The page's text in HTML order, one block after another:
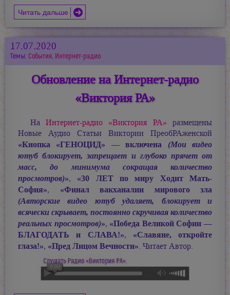
Читать дальше
17.07.2020
Темы: События, Интернет-радио
Обновление на Интернет-радио
«Виктория РА»
На Интернет-радио «Виктория РА» размещены
Новые Аудио Статьи Виктории ПреобРАженской
«Кнопка «ГЕНОЦИД» — включена (Мои видео
ютуб блокирует, запрещает и глубоко прячет от
масс, до минимума сокращая количество
просмотров)», «30 ЛЕТ по миру Ходит Мать-
София», «Финал вакханалии мирового зла
(Авторские видео ютуб удаляет, блокирует и
всячески скрывает, постоянно скручивая количество
реальных просмотров)», «Победа Великой Софии —
БЛАГОДАТЬ и СЛАВА!», «Славяне, откройте
глаза!», «Пред Лицом Вечности». Читает Автор.